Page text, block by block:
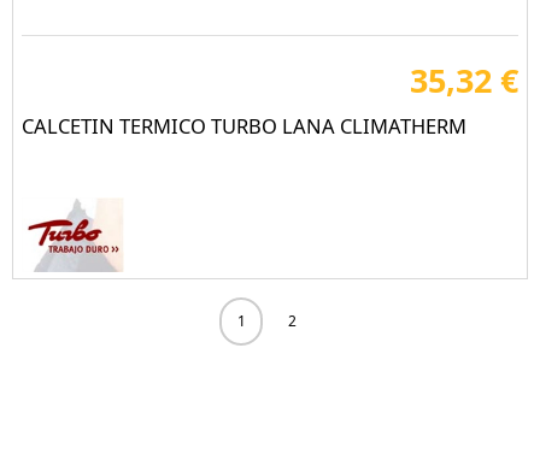
35,32 €
CALCETIN TERMICO TURBO LANA CLIMATHERM
1 2